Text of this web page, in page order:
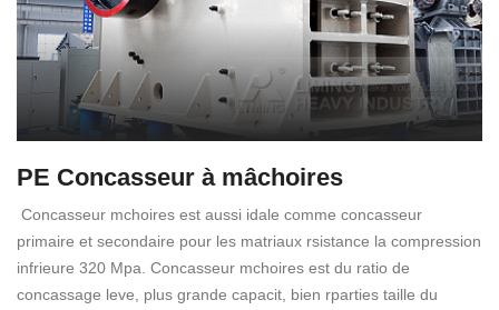
PE Concasseur à mâchoires
Concasseur mchoires est aussi idale comme concasseur
primaire et secondaire pour les matriaux rsistance la compression
infrieure 320 Mpa. Concasseur mchoires est du ratio de
concassage leve, plus grande capacit, bien rparties taille du